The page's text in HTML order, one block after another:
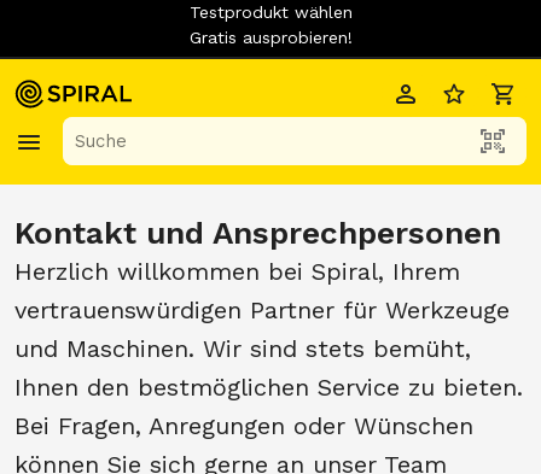
Testprodukt wählen
Gratis ausprobieren!